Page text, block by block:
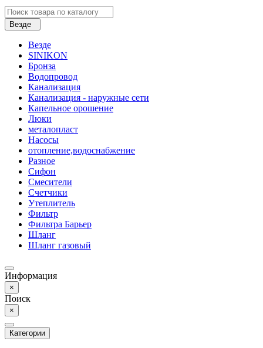
Везде
Везде
SINIKON
Бронза
Водопровод
Канализация
Канализация - наружные сети
Капельное орошение
Люки
металопласт
Насосы
отопление,водоснабжение
Разное
Сифон
Смесители
Счетчики
Утеплитель
Фильтр
Фильтра Барьер
Шланг
Шланг газовый
Информация
×
Поиск
×
Категории